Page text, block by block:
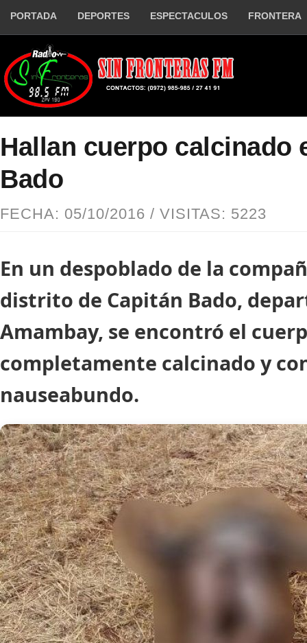
PORTADA DEPORTES ESPECTACULOS FRONTERA
Hallan cuerpo calcinado
Bado
FECHA: 05/10/2016 / VISITAS: 5223
En un despoblado de la
distrito de Capitán Bado,
Amambay, se encontró el
completamente calcinado y
nauseabundo.